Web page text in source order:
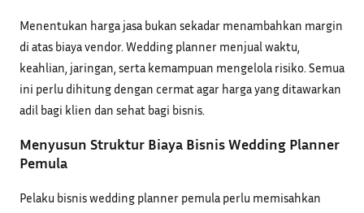
Menentukan harga jasa bukan sekadar menambahkan margin
di atas biaya vendor. Wedding planner menjual waktu,
keahlian, jaringan, serta kemampuan mengelola risiko. Semua
ini perlu dihitung dengan cermat agar harga yang ditawarkan
adil bagi klien dan sehat bagi bisnis.
Menyusun Struktur Biaya Bisnis Wedding Planner
Pemula
Pelaku bisnis wedding planner pemula perlu memisahkan